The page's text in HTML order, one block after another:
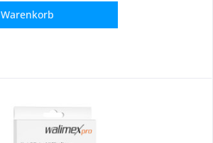
Warenkorb